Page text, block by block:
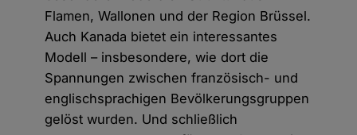
Flamen, Wallonen und der Region Brüssel.
Auch Kanada bietet ein interessantes
Modell – insbesondere, wie dort die
Spannungen zwischen französisch- und
englischsprachigen Bevölkerungsgruppen
gelöst wurden. Und schließlich